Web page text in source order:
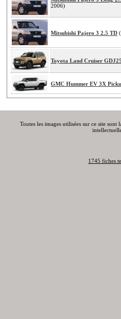
2006)
Mitsubishi Pajero 3 2.5 TD
Toyota Land Cruiser
GMC Hummer EV 3X
Toutes les images utilisées sur ce site
1745 fiches